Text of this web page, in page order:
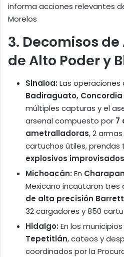
informa acciones relevantes
Morelos
3. Decomisos
de Alto Poder y
Sinaloa: Las
Badiraguato,
múltiples capturas y el
arsenal compuesto por 7
ametralladoras, 2
cartuchos útiles, prendas
explosivos improvisados
Michoacán: En Charapan
Mexicano incautaron tres
de alta precisión
32 cargadores y 850
Hidalgo: En los
Tepetitlán, cateos y
coordinados por la